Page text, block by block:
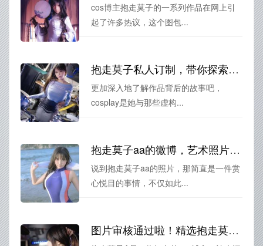
cos博主抱走莫子的一系列作品在网上引
起了许多热议，这个图包...
抱走莫子私人订制，带你探索作品背后的故事
更加深入地了解作品背后的故事吧，
cosplay是她与那些虚构...
抱走莫子aa的微博，艺术照片套赏心悦目。
说到抱走莫子aa的照片，那简直是一件赏
心悦目的事情，不仅如此...
图片审核通过啦！精选抱走莫子a水晶甜蜜时光原图分享